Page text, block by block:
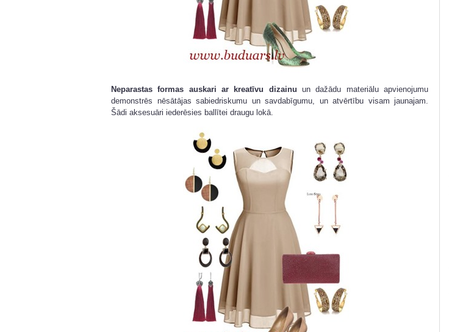
Neparastas formas auskari ar kreatīvu dizainu un dažādu materiālu apvienojumu
demonstrēs nēsātājas sabiedriskumu un savdabīgumu, un atvērtību visam jaunajam.
Šādi aksesuāri iederēsies ballītei draugu lokā.